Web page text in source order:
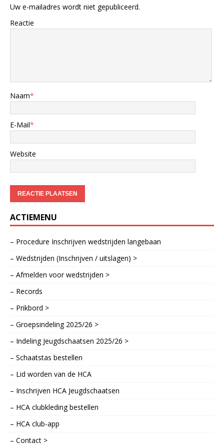
Uw e-mailadres wordt niet gepubliceerd.
Reactie
Naam*
E-Mail*
Website
ACTIEMENU
– Procedure Inschrijven wedstrijden langebaan
– Wedstrijden (Inschrijven / uitslagen) >
– Afmelden voor wedstrijden >
– Records
– Prikbord >
– Groepsindeling 2025/26 >
– Indeling Jeugdschaatsen 2025/26 >
– Schaatstas bestellen
– Lid worden van de HCA
– Inschrijven HCA Jeugdschaatsen
– HCA clubkleding bestellen
– HCA club-app
– Contact >